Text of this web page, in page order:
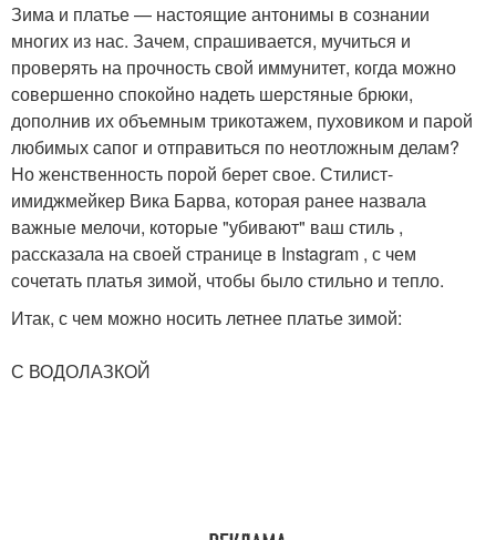
Зима и платье — настоящие антонимы в сознании
многих из нас. Зачем, спрашивается, мучиться и
проверять на прочность свой иммунитет, когда можно
совершенно спокойно надеть шерстяные брюки,
дополнив их объемным трикотажем, пуховиком и парой
любимых сапог и отправиться по неотложным делам?
Но женственность порой берет свое. Стилист-
имиджмейкер Вика Барва, которая ранее назвала
важные мелочи, которые "убивают" ваш стиль ,
рассказала на своей странице в Instagram , с чем
сочетать платья зимой, чтобы было стильно и тепло.
Итак, с чем можно носить летнее платье зимой:
С ВОДОЛАЗКОЙ